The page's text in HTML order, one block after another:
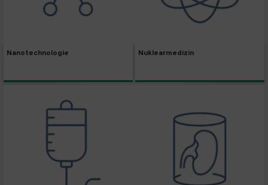
Nanotechnologie Nuklearmedizin